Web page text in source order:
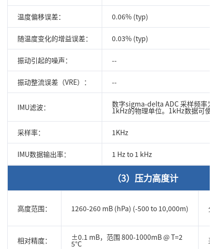
温度偏移误差： 0.06% (typ)
随温度变化的增益误差： 0.03% (typ)
振动引起的噪声： --
振动整流误差（VRE）： --
IMU滤波： 数字sigma-delta ADC 采样频率
1kHz的物理单位。1kHz数据可使
采样率： 1KHz
IMU数据输出率： 1 Hz to 1 kHz
（3）压力高度计
高度范围： 1260-260 mB (hPa) (-500 to 10,000m) 分
相对精度： ±0.1 mB，范围 800-1000mB @ T=2
5°C 采